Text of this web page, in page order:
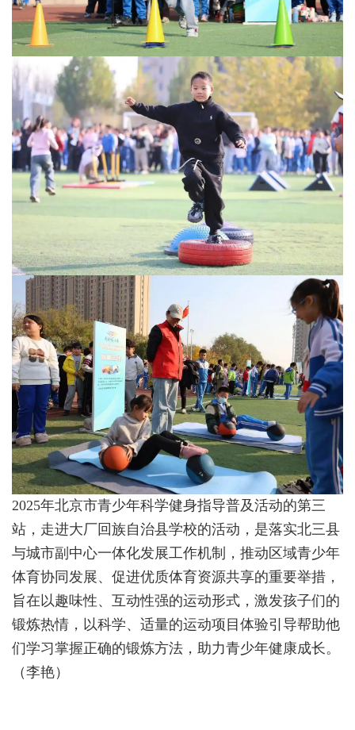
2025年北京市青少年科学健身指导普及活动的第三
站，走进大厂回族自治县学校的活动，是落实北三县
与城市副中心一体化发展工作机制，推动区域青少年
体育协同发展、促进优质体育资源共享的重要举措，
旨在以趣味性、互动性强的运动形式，激发孩子们的
锻炼热情，以科学、适量的运动项目体验引导帮助他
们学习掌握正确的锻炼方法，助力青少年健康成长。
（李艳）